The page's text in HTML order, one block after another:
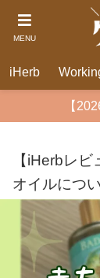
MENU
iHerb
【
【iHerbレ
オイルにつ